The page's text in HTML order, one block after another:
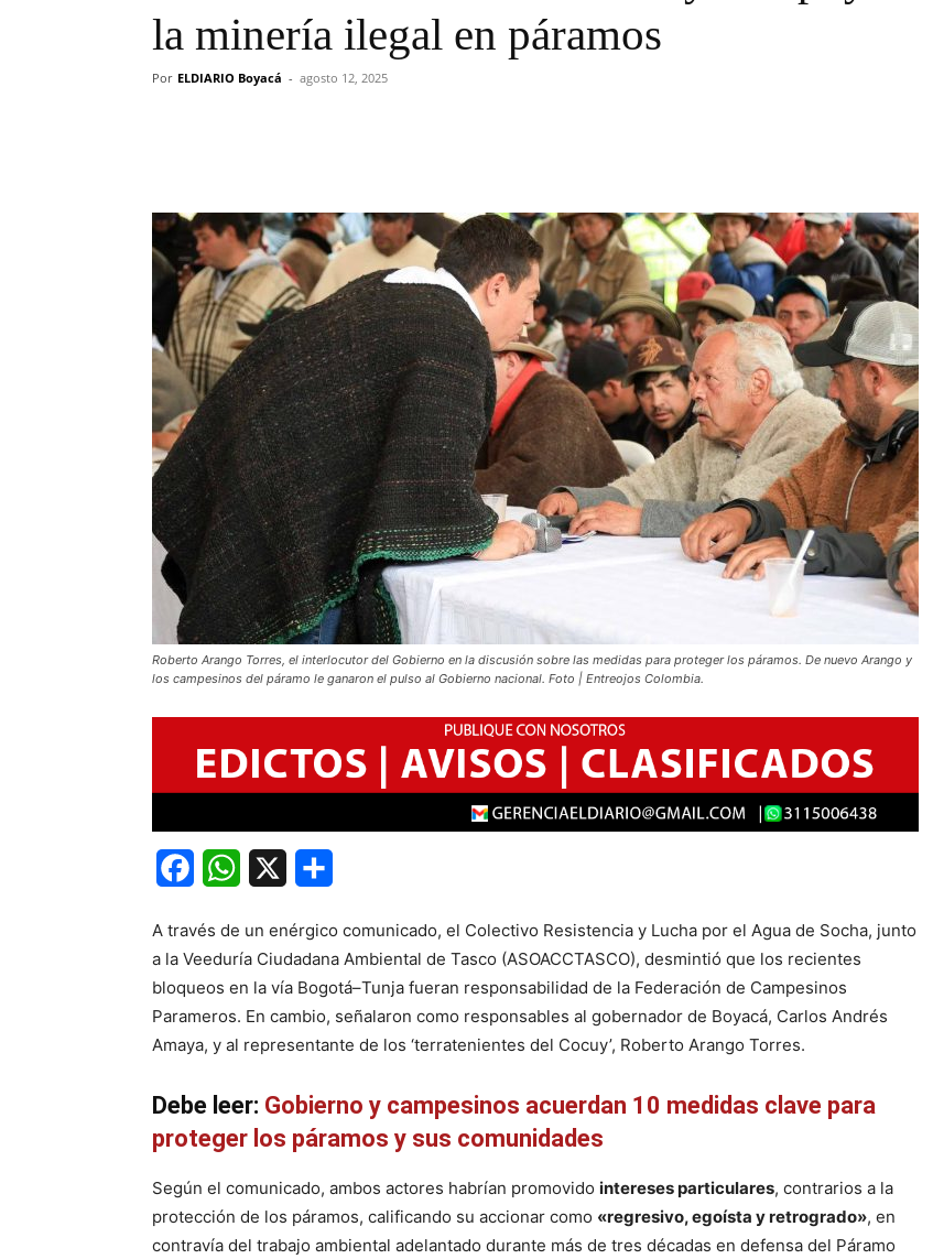
la minería ilegal en páramos
Por ELDIARIO Boyacá - agosto 12, 2025
Roberto Arango Torres, el interlocutor del Gobierno en la discusión sobre las medidas para proteger los páramos. De nuevo Arango y
los campesinos del páramo le ganaron el pulso al Gobierno nacional. Foto | Entreojos Colombia.
FacebookWhatsApp
A través de un enérgico comunicado, el Colectivo Resistencia y Lucha por el Agua de Socha, junto
a la Veeduría Ciudadana Ambiental de Tasco (ASOACCTASCO), desmintió que los recientes
bloqueos en la vía Bogotá–Tunja fueran responsabilidad de la Federación de Campesinos
Parameros. En cambio, señalaron como responsables al gobernador de Boyacá, Carlos Andrés
Amaya, y al representante de los ‘terratenientes del Cocuy’, Roberto Arango Torres.
Debe leer: Gobierno y campesinos acuerdan 10 medidas clave para
proteger los páramos y sus comunidades
Según el comunicado, ambos actores habrían promovido intereses particulares, contrarios a la
protección de los páramos, calificando su accionar como «regresivo, egoísta y retrogrado», en
contravía del trabajo ambiental adelantado durante más de tres décadas en defensa del Páramo